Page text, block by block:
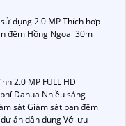
dụng 2.0 MP Thích hợp
đêm Hồng Ngoại 30m
2.0 MP FULL HD
Dahua Nhiều sáng
sát Giám sát ban đêm
án dân dụng Với ưu